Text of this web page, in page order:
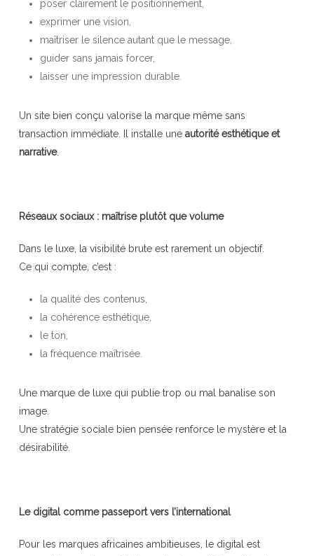
poser clairement le positionnement,
exprimer une vision,
maîtriser le silence autant que le message,
guider sans jamais forcer,
laisser une impression durable.
Un site bien conçu valorise la marque même sans
transaction immédiate. Il installe une autorité esthétique et
narrative.
Réseaux sociaux : maîtrise plutôt que volume
Dans le luxe, la visibilité brute est rarement un objectif.
Ce qui compte, c’est :
la qualité des contenus,
la cohérence esthétique,
le ton,
la fréquence maîtrisée.
Une marque de luxe qui publie trop ou mal banalise son
image.
Une stratégie sociale bien pensée renforce le mystère et la
désirabilité.
Le digital comme passeport vers l’international
Pour les marques africaines ambitieuses, le digital est